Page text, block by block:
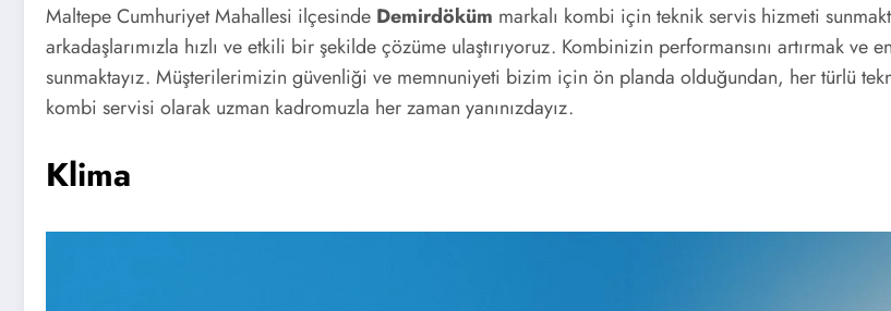
Maltepe Cumhuriyet Mahallesi ilçesinde Demirdöküm markalı kombi için teknik servis hizmeti
arkadaşlarımızla hızlı ve etkili bir şekilde çözüme ulaştırıyoruz. Kombinizin performansını artırmak
sunmaktayız. Müşterilerimizin güvenliği ve memnuniyeti bizim için ön planda olduğundan, her türlü
kombi servisi olarak uzman kadromuzla her zaman yanınızdayız.
Klima